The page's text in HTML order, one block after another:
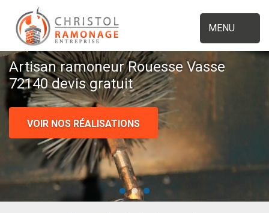
MENU
Artisan ramoneur Rouesse Vasse
72140 devis gratuit
VOIR NOS RÉALISATIONS